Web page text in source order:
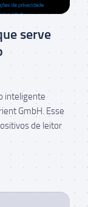
serve
inteligente
GmbH. Esse
de leitor